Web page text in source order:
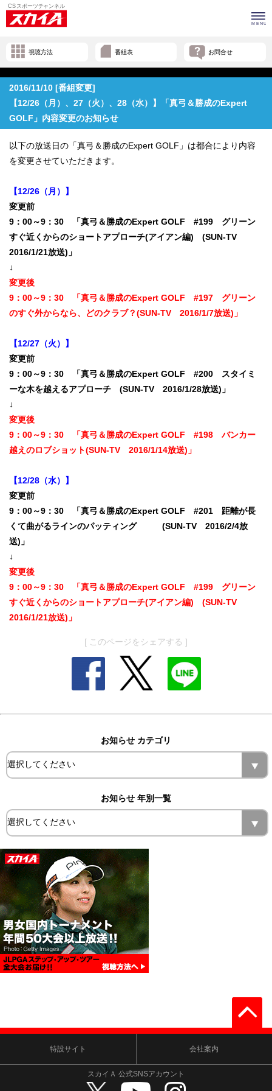
視聴方法 番組表 お問合せ
2016/11/10 [番組変更]
【12/26（月）、27（火）、28（水）】「真弓＆勝成のExpert
GOLF」内容変更のお知らせ
以下の放送日の「真弓＆勝成のExpert GOLF」は都合により内容
を変更させていただきます。
【12/26（月）】
変更前
9：00～9：30 「真弓＆勝成のExpert GOLF #199 グリーン
すぐ近くからのショートアプローチ(アイアン編) (SUN-TV
2016/1/21放送)」
↓
変更後
9：00～9：30 「真弓＆勝成のExpert GOLF #197 グリーン
のすぐ外からなら、どのクラブ？(SUN-TV 2016/1/7放送)」
【12/27（火）】
変更前
9：00～9：30 「真弓＆勝成のExpert GOLF #200 スタイミ
ーな木を越えるアプローチ (SUN-TV 2016/1/28放送)」
↓
変更後
9：00～9：30 「真弓＆勝成のExpert GOLF #198 バンカー
越えのロブショット(SUN-TV 2016/1/14放送)」
【12/28（水）】
変更前
9：00～9：30 「真弓＆勝成のExpert GOLF #201 距離が長
くて曲がるラインのパッティング (SUN-TV 2016/2/4放
送)」
↓
変更後
9：00～9：30 「真弓＆勝成のExpert GOLF #199 グリーン
すぐ近くからのショートアプローチ(アイアン編) (SUN-TV
2016/1/21放送)」
[ このページをシェアする ]
お知らせ カテゴリ
お知らせ 年別一覧
特設サイト 会社案内
スカイＡ 公式SNSアカウント